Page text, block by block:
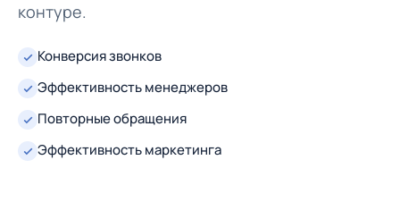
контуре.
Конверсия звонков
Эффективность менеджеров
Повторные обращения
Эффективность маркетинга